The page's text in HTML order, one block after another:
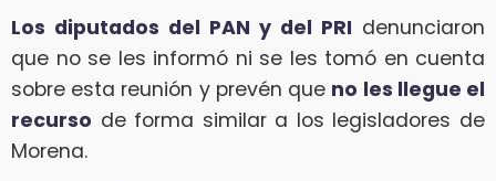
Los diputados del PAN y del PRI denunciaron
que no se les informó ni se les tomó en cuenta
sobre esta reunión y prevén que no les llegue el
recurso de forma similar a los legisladores de
Morena.